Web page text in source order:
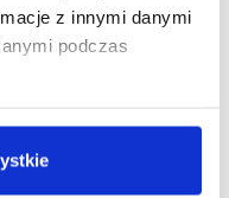
z innymi danymi
podczas
Spodnie